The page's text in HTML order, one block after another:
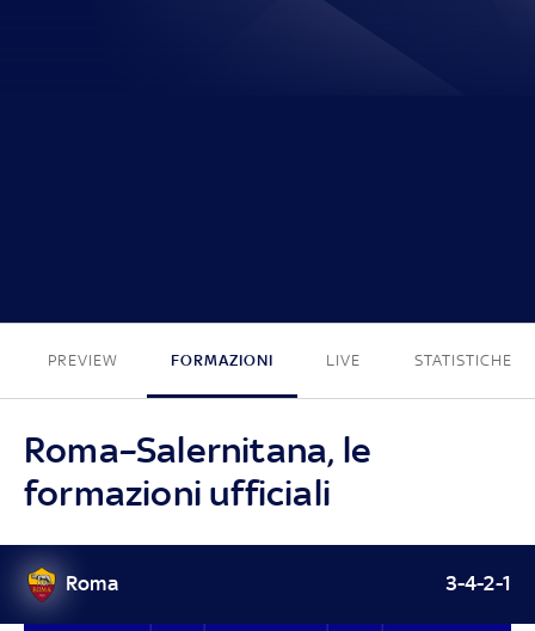
PREVIEW FORMAZIONI LIVE STATISTICHE
Roma–Salernitana, le
formazioni ufficiali
Roma 3-4-2-1